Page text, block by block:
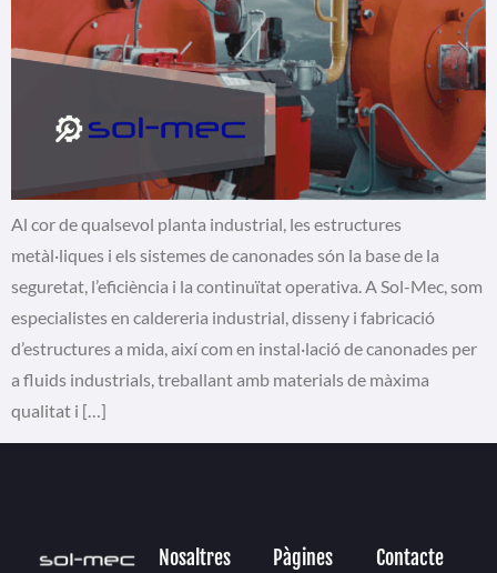
Al cor de qualsevol planta industrial, les estructures
metàl·liques i els sistemes de canonades són la base de la
seguretat, l’eficiència i la continuïtat operativa. A Sol-Mec, som
especialistes en caldereria industrial, disseny i fabricació
d’estructures a mida, així com en instal·lació de canonades per
a fluids industrials, treballant amb materials de màxima
qualitat i […]
Nosaltres
Pàgines
Contacte